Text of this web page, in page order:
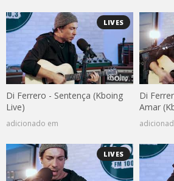
LIVES
Di Ferrero - Sentença (Kboing
Live)
adicionado em
Di
Amar
LIVES